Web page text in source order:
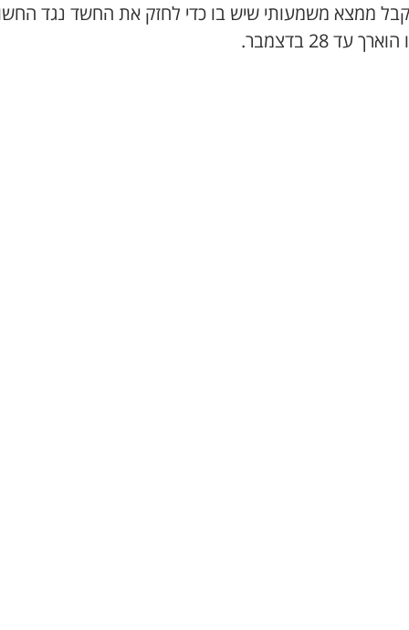
ממצא משמעותי שיש בו כדי לחזק את החשד נגד
עד 28 בדצמבר.